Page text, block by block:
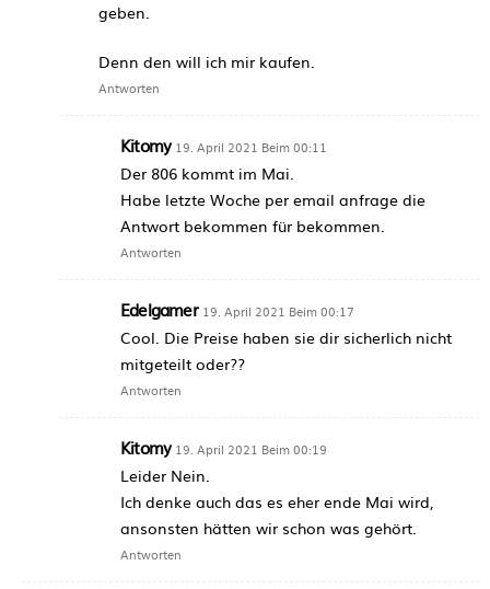
geben.
Denn den will ich mir kaufen.
Antworten
Kitomy 19. April 2021 Beim 00:11
Der 806 kommt im Mai.
Habe letzte Woche per email anfrage die
Antwort bekommen für bekommen.
Antworten
Edelgamer 19. April 2021 Beim 00:17
Cool. Die Preise haben sie dir sicherlich nicht
mitgeteilt oder??
Antworten
Kitomy 19. April 2021 Beim 00:19
Leider Nein.
Ich denke auch das es eher ende Mai wird,
ansonsten hätten wir schon was gehört.
Antworten